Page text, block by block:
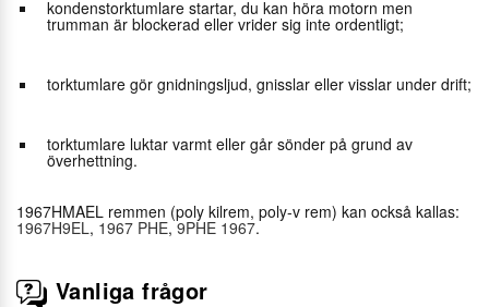
kondenstorktumlare startar, du kan höra motorn men
trumman är blockerad eller vrider sig inte ordentligt;
torktumlare gör gnidningsljud, gnisslar eller visslar under drift;
torktumlare luktar varmt eller går sönder på grund av
överhettning.
1967HMAEL remmen (poly kilrem, poly-v rem) kan också kallas:
1967H9EL, 1967 PHE,9PHE 1967.
Vanliga frågor